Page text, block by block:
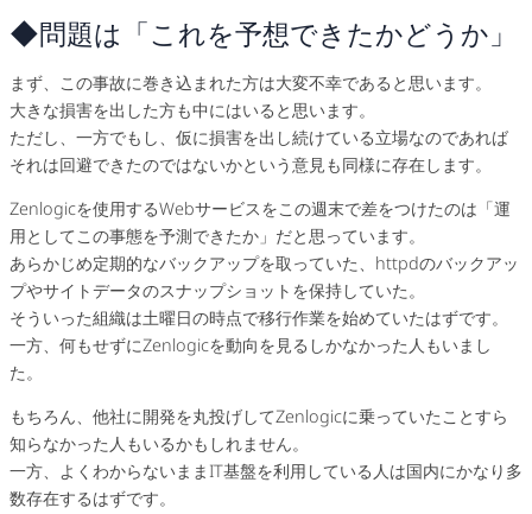
◆問題は「これを予想できたかどうか」
まず、この事故に巻き込まれた方は大変不幸であると思います。
大きな損害を出した方も中にはいると思います。
ただし、一方でもし、仮に損害を出し続けている立場なのであれば
それは回避できたのではないかという意見も同様に存在します。
Zenlogicを使用するWebサービスをこの週末で差をつけたのは「運
用としてこの事態を予測できたか」だと思っています。
あらかじめ定期的なバックアップを取っていた、httpdのバックアッ
プやサイトデータのスナップショットを保持していた。
そういった組織は土曜日の時点で移行作業を始めていたはずです。
一方、何もせずにZenlogicを動向を見るしかなかった人もいまし
た。
もちろん、他社に開発を丸投げしてZenlogicに乗っていたことすら
知らなかった人もいるかもしれません。
一方、よくわからないままIT基盤を利用している人は国内にかなり多
数存在するはずです。